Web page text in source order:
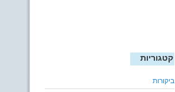
קטגוריות
ביקורות